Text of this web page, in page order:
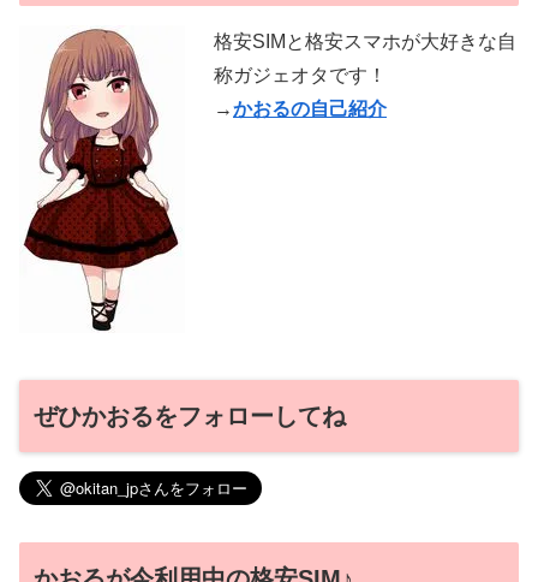
格安SIMと格安スマホが大好きな自
称ガジェオタです！
→かおるの自己紹介
ぜひかおるをフォローしてね